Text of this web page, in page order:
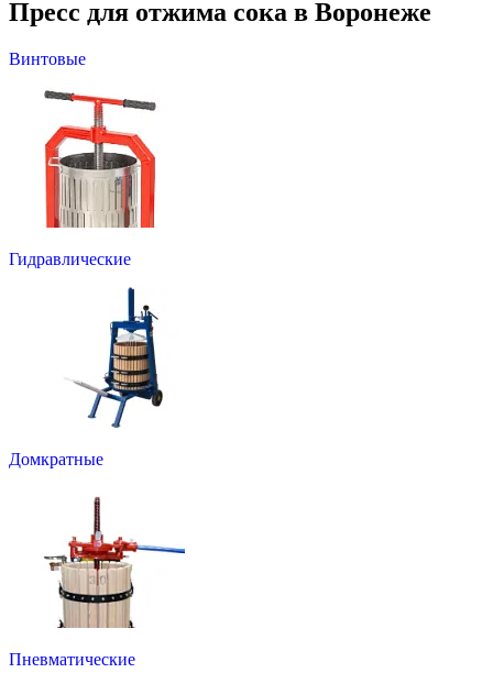
Пресс для отжима сока в Воронеже
Винтовые
Гидравлические
Домкратные
Пневматические